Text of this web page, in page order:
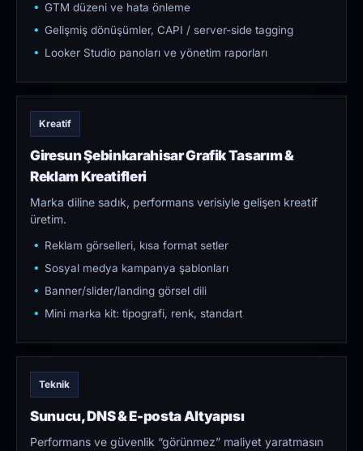
GTM düzeni ve hata önleme
Gelişmiş dönüşümler, CAPI / server-side tagging
Looker Studio panoları ve yönetim raporları
Kreatif
Giresun Şebinkarahisar Grafik Tasarım &
Reklam Kreatifleri
Marka diline sadık, performans verisiyle gelişen kreatif
üretim.
Reklam görselleri, kısa format setler
Sosyal medya kampanya şablonları
Banner/slider/landing görsel dili
Mini marka kit: tipografi, renk, standart
Teknik
Sunucu, DNS & E-posta Altyapısı
Performans ve güvenlik “görünmez” maliyet yaratmasın